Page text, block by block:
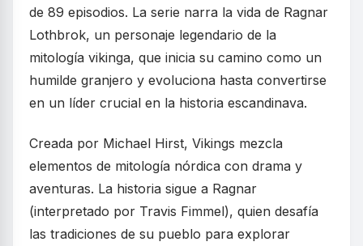
de 89 episodios. La serie narra la vida de Ragnar
Lothbrok, un personaje legendario de la
mitología vikinga, que inicia su camino como un
humilde granjero y evoluciona hasta convertirse
en un líder crucial en la historia escandinava.
Creada por Michael Hirst, Vikings mezcla
elementos de mitología nórdica con drama y
aventuras. La historia sigue a Ragnar
(interpretado por Travis Fimmel), quien desafía
las tradiciones de su pueblo para explorar